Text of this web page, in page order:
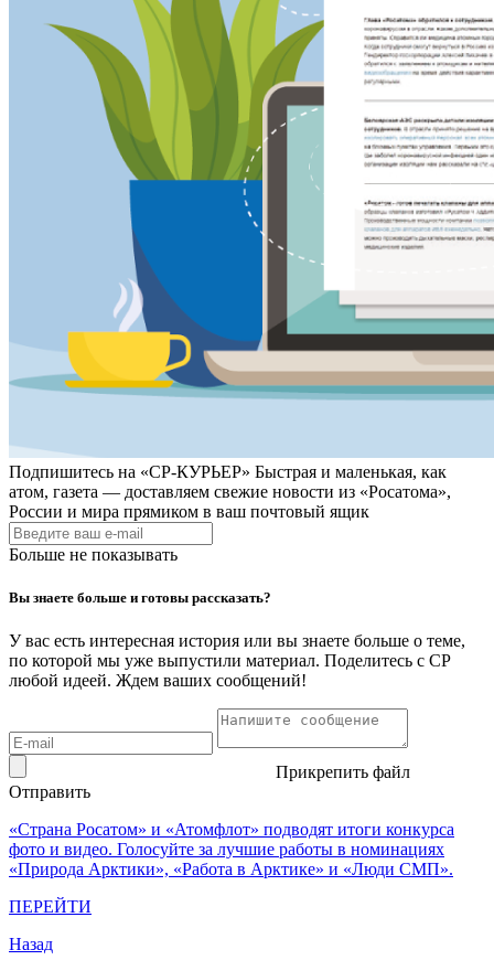
Подпишитесь на «СР-КУРЬЕР» Быстрая и маленькая, как
атом, газета — доставляем свежие новости из «Росатома»,
России и мира прямиком в ваш почтовый ящик
Больше не показывать
Вы знаете больше и готовы рассказать?
У вас есть интересная история или вы знаете больше о теме,
по которой мы уже выпустили материал. Поделитесь с СР
любой идеей. Ждем ваших сообщений!
Прикрепить файл
Отправить
«Страна Росатом» и «Атомфлот» подводят итоги конкурса
фото и видео. Голосуйте за лучшие работы в номинациях
«Природа Арктики», «Работа в Арктике» и «Люди СМП».
ПЕРЕЙТИ
Назад